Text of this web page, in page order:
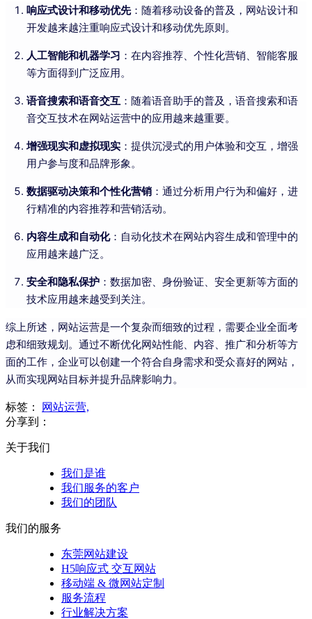
响应式设计和移动优先：随着移动设备的普及，网站设计和
开发越来越注重响应式设计和移动优先原则。
人工智能和机器学习 ：在内容推荐、个性化营销、智能客服
等方面得到广泛应用。
语音搜索和语音交互 ：随着语音助手的普及，语音搜索和语
音交互技术在网站运营中的应用越来越重要。
增强现实和虚拟现实 ：提供沉浸式的用户体验和交互，增强
用户参与度和品牌形象。
数据驱动决策和个性化营销 ：通过分析用户行为和偏好，进
行精准的内容推荐和营销活动。
内容生成和自动化：自动化技术在网站内容生成和管理中的
应用越来越广泛。
安全和隐私保护 ：数据加密、身份验证、安全更新等方面的
技术应用越来越受到关注。
综上所述，网站运营是一个复杂而细致的过程，需要企业全面考
虑和细致规划。通过不断优化网站性能、内容、推广和分析等方
面的工作，企业可以创建一个符合自身需求和受众喜好的网站，
从而实现网站目标并提升品牌影响力。
标签：
网站运营,
分享到：
关于我们
我们是谁
我们服务的客户
我们的团队
我们的服务
东莞网站建设
H5响应式 交互网站
移动端 & 微网站定制
服务流程
行业解决方案